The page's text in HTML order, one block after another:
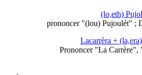
(lo,eth)
prononcer "(lou) Pujoulét" ;
Lacarrèra +
Prononcer "La Carrère",